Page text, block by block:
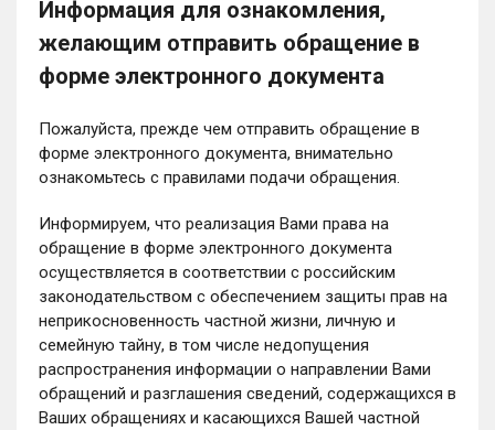
Информация для ознакомления,
желающим отправить обращение в
форме электронного документа
Пожалуйста, прежде чем отправить обращение в
форме электронного документа, внимательно
ознакомьтесь с правилами подачи обращения.
Информируем, что реализация Вами права на
обращение в форме электронного документа
осуществляется в соответствии с российским
законодательством с обеспечением защиты прав на
неприкосновенность частной жизни, личную и
семейную тайну, в том числе недопущения
распространения информации о направлении Вами
обращений и разглашения сведений, содержащихся в
Ваших обращениях и касающихся Вашей частной